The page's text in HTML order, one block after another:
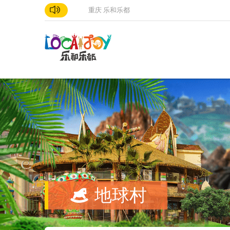
重庆 乐和乐都
地球村